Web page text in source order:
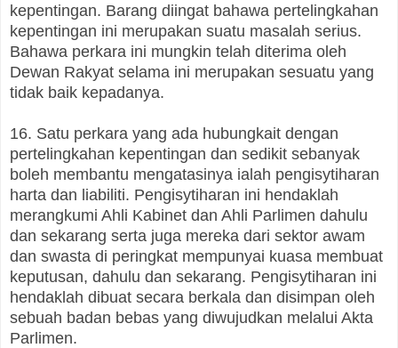
kepentingan. Barang diingat bahawa pertelingkahan
kepentingan ini merupakan suatu masalah serius.
Bahawa perkara ini mungkin telah diterima oleh
Dewan Rakyat selama ini merupakan sesuatu yang
tidak baik kepadanya.
16. Satu perkara yang ada hubungkait dengan
pertelingkahan kepentingan dan sedikit sebanyak
boleh membantu mengatasinya ialah pengisytiharan
harta dan liabiliti. Pengisytiharan ini hendaklah
merangkumi Ahli Kabinet dan Ahli Parlimen dahulu
dan sekarang serta juga mereka dari sektor awam
dan swasta di peringkat mempunyai kuasa membuat
keputusan, dahulu dan sekarang. Pengisytiharan ini
hendaklah dibuat secara berkala dan disimpan oleh
sebuah badan bebas yang diwujudkan melalui Akta
Parlimen.